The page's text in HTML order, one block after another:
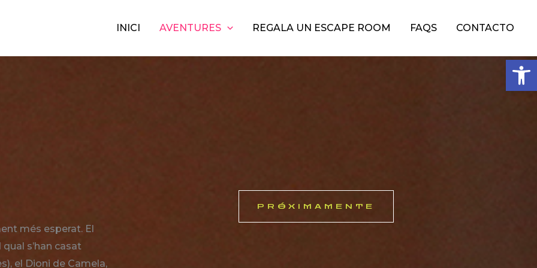
Obre
INICI AVENTURES REGALA UN ESCAPE ROOM FAQS CONTACTO
més esperat. El
s’han casat
el Dioni de Camela,
PRÓXIMAMENTE​